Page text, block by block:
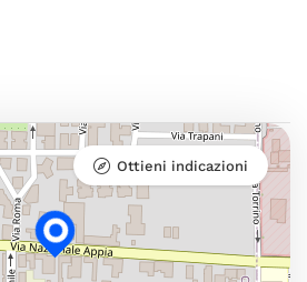
Ottieni indicazioni